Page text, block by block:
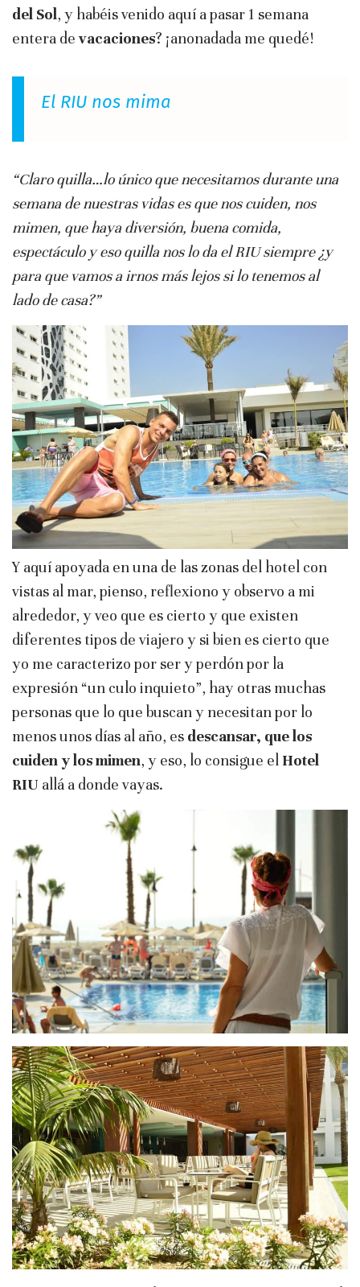
del Sol, y habéis venido aquí a pasar 1 semana
entera devacaciones? ¡anonadada me quedé!
El RIU nos mima
“Claro quilla…lo único que necesitamos durante una
semana de nuestras vidas es que nos cuiden, nos
mimen, que haya diversión, buena comida,
espectáculo y eso quilla nos lo da el RIU siempre ¿y
para que vamos a irnos más lejos si lo tenemos al
lado de casa?”
Y aquí apoyada en una de las zonas del hotel con
vistas al mar, pienso, reflexiono y observo a mi
alrededor, y veo que es cierto y que existen
diferentes tipos de viajero y si bien es cierto que
yo me caracterizo por ser y perdón por la
expresión “un culo inquieto”, hay otras muchas
personas que lo que buscan y necesitan por lo
menos unos días al año, es descansar, que los
cuiden y los mimen, y eso, lo consigue el Hotel
RIU allá a donde vayas.